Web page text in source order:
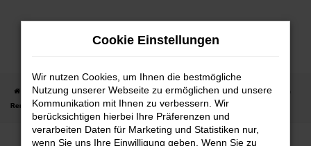
Zum
Startseite Remshalden Škoda Škoda Scala
Skoda Scala Neuwagen
Remshalden
Cookie Einstellungen
Wir nutzen Cookies, um Ihnen die bestmögliche
Nutzung unserer Webseite zu ermöglichen und unsere
Kommunikation mit Ihnen zu verbessern. Wir
berücksichtigen hierbei Ihre Präferenzen und
verarbeiten Daten für Marketing und Statistiken nur,
wenn Sie uns Ihre Einwilligung geben. Wenn Sie zu